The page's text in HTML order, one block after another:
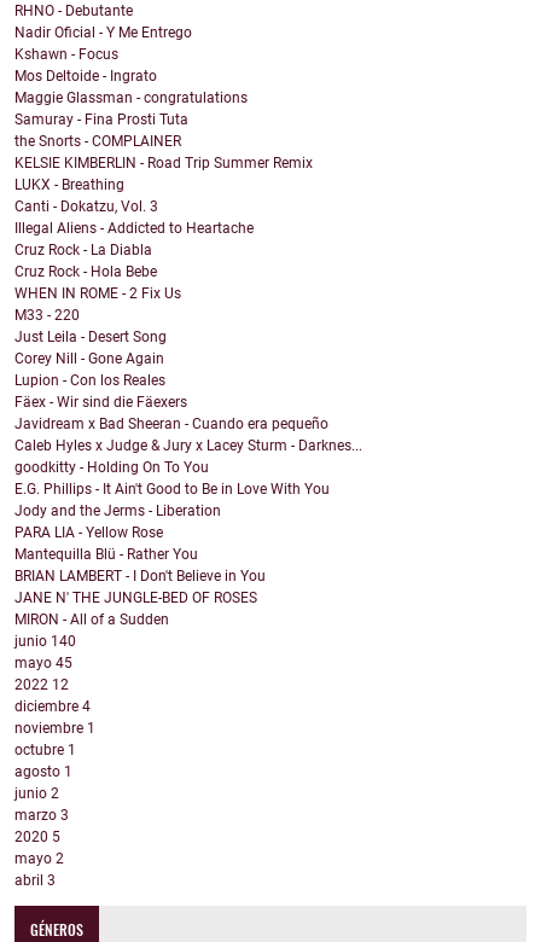
RHNO - Debutante
Nadir Oficial - Y Me Entrego
Kshawn - Focus
Mos Deltoide - Ingrato
Maggie Glassman - congratulations
Samuray - Fina Prosti Tuta
the Snorts - COMPLAINER
KELSIE KIMBERLIN - Road Trip Summer Remix
LUKX - Breathing
Canti - Dokatzu, Vol. 3
Illegal Aliens - Addicted to Heartache
Cruz Rock - La Diabla
Cruz Rock - Hola Bebe
WHEN IN ROME - 2 Fix Us
M33 - 220
Just Leila - Desert Song
Corey Nill - Gone Again
Lupion - Con los Reales
Fäex - Wir sind die Fäexers
Javidream x Bad Sheeran - Cuando era pequeño
Caleb Hyles x Judge & Jury x Lacey Sturm - Darknes...
goodkitty - Holding On To You
E.G. Phillips - It Ain't Good to Be in Love With You
Jody and the Jerms - Liberation
PARA LIA - Yellow Rose
Mantequilla Blü - Rather You
BRIAN LAMBERT - I Don't Believe in You
JANE N' THE JUNGLE-BED OF ROSES
MIRON - All of a Sudden
junio 140
mayo 45
2022 12
diciembre 4
noviembre 1
octubre 1
agosto 1
junio 2
marzo 3
2020 5
mayo 2
abril 3
GÉNEROS